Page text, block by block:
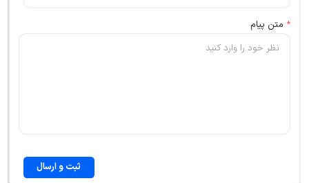
* متن پیام
ثبت و ارسال